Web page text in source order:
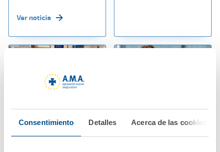
Consentimiento Detalles Acerca de las cookies
Ver noticia
06 octubre 2023
Visita de la Fundación
02 octubre 2023
Paola Galbany